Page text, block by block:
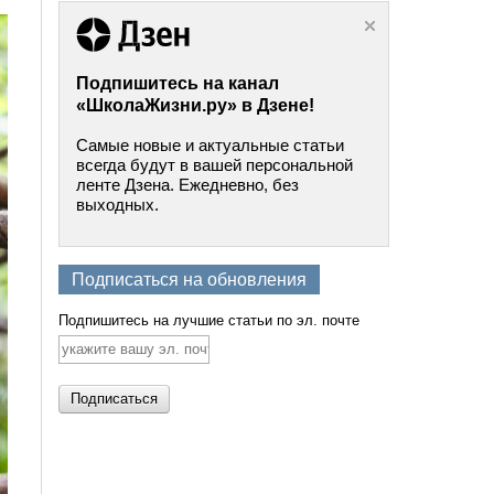
Подпишитесь на канал
«ШколаЖизни.ру» в Дзене!
Самые новые и актуальные статьи
всегда будут в вашей персональной
ленте Дзена. Ежедневно, без
выходных.
Подписаться на обновления
Подпишитесь на лучшие статьи по эл. почте